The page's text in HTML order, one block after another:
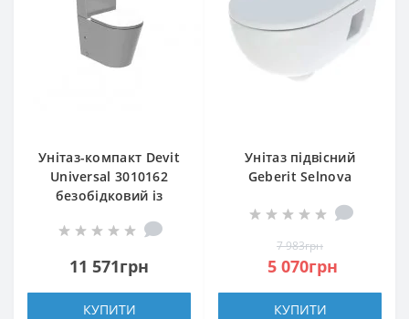
Унітаз-компакт Devit
Universal 3010162
безобідковий із
дюропласту Soft
11 571грн
КУПИТИ
Унітаз підвісний
Geberit Selnova
безобідковий
Soft close
7 983грн
5 070грн
КУПИТИ